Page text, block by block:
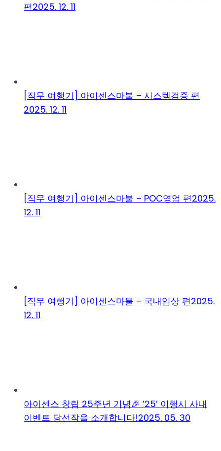
편2025. 12. 11
[직무 여행기] 아이센스마불 – 시스템검증 편
2025. 12. 11
[직무 여행기] 아이센스마불 – POC영업 편2025.
12. 11
[직무 여행기] 아이센스마불 – 국내임상 편2025.
12. 11
아이센스 창립 25주년 기념🎉 ’25’ 이행시 사내
이벤트 당선작을 소개합니다!2025. 05. 30